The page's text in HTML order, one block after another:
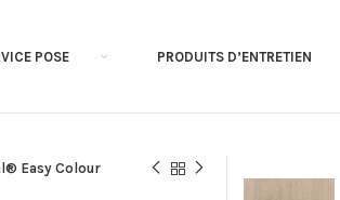
POSE PRODUITS D’ENTRETIEN
Easy Colour